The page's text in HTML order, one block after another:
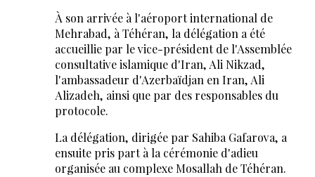
À son arrivée à l'aéroport international de
Mehrabad, à Téhéran, la délégation a été
accueillie par le vice-président de l'Assemblée
consultative islamique d'Iran, Ali Nikzad,
l'ambassadeur d'Azerbaïdjan en Iran, Ali
Alizadeh, ainsi que par des responsables du
protocole.
La délégation, dirigée par Sahiba Gafarova, a
ensuite pris part à la cérémonie d'adieu
organisée au complexe Mosallah de Téhéran.